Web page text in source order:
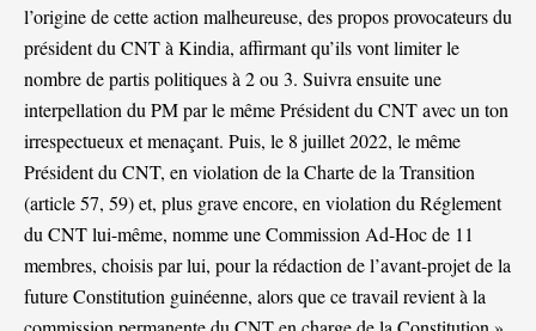
l’origine de cette action malheureuse, des propos provocateurs du
président du CNT à Kindia, affirmant qu’ils vont limiter le
nombre de partis politiques à 2 ou 3. Suivra ensuite une
interpellation du PM par le même Président du CNT avec un ton
irrespectueux et menaçant. Puis, le 8 juillet 2022, le même
Président du CNT, en violation de la Charte de la Transition
(article 57, 59) et, plus grave encore, en violation du Réglement
du CNT lui-même, nomme une Commission Ad-Hoc de 11
membres, choisis par lui, pour la rédaction de l’avant-projet de la
future Constitution guinéenne, alors que ce travail revient à la